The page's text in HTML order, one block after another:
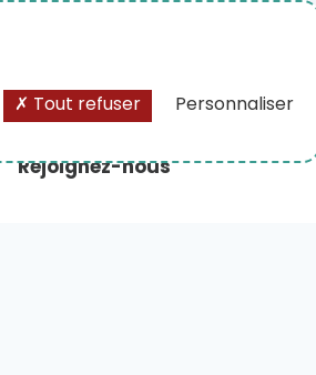
Rejoignez-nous
Tout refuser Personnaliser